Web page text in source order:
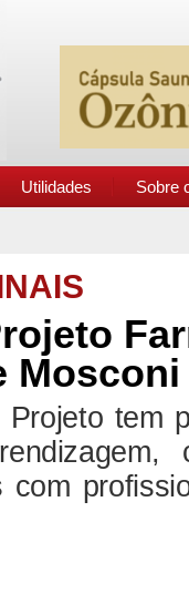
Utilidades Sobre
Mosconi
tem
com